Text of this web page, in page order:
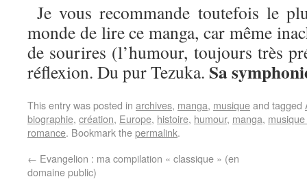
Je vous recommande toutefois le
monde de lire ce manga, car même
de sourires (l’humour, toujours très
réflexion. Du pur Tezuka. Sa
This entry was posted in archives, manga, musiqueand tagged
biographie, création, Europe, histoire, humour, manga,
romance. Bookmark thepermalink.
← Evangelion : ma compilation « classique » (en
domaine public)